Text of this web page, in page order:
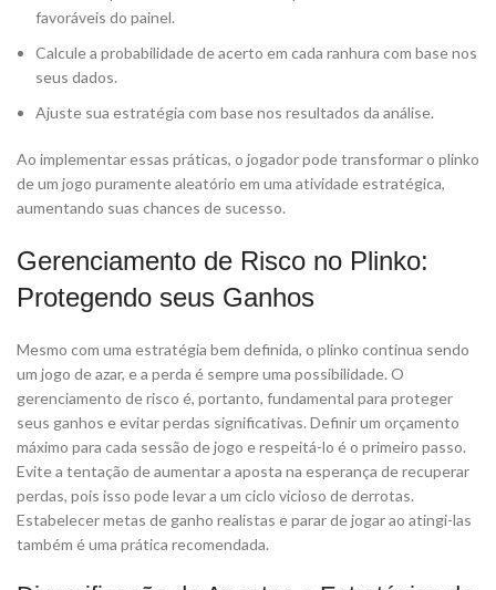
favoráveis do painel.
Calcule a probabilidade de acerto em cada ranhura com base nos
seus dados.
Ajuste sua estratégia com base nos resultados da análise.
Ao implementar essas práticas, o jogador pode transformar o plinko
de um jogo puramente aleatório em uma atividade estratégica,
aumentando suas chances de sucesso.
Gerenciamento de Risco no Plinko:
Protegendo seus Ganhos
Mesmo com uma estratégia bem definida, o plinko continua sendo
um jogo de azar, e a perda é sempre uma possibilidade. O
gerenciamento de risco é, portanto, fundamental para proteger
seus ganhos e evitar perdas significativas. Definir um orçamento
máximo para cada sessão de jogo e respeitá-lo é o primeiro passo.
Evite a tentação de aumentar a aposta na esperança de recuperar
perdas, pois isso pode levar a um ciclo vicioso de derrotas.
Estabelecer metas de ganho realistas e parar de jogar ao atingi-las
também é uma prática recomendada.